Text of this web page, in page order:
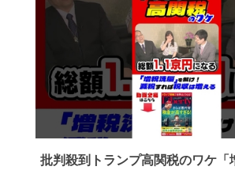
批判殺到トランプ高関税のワケ「